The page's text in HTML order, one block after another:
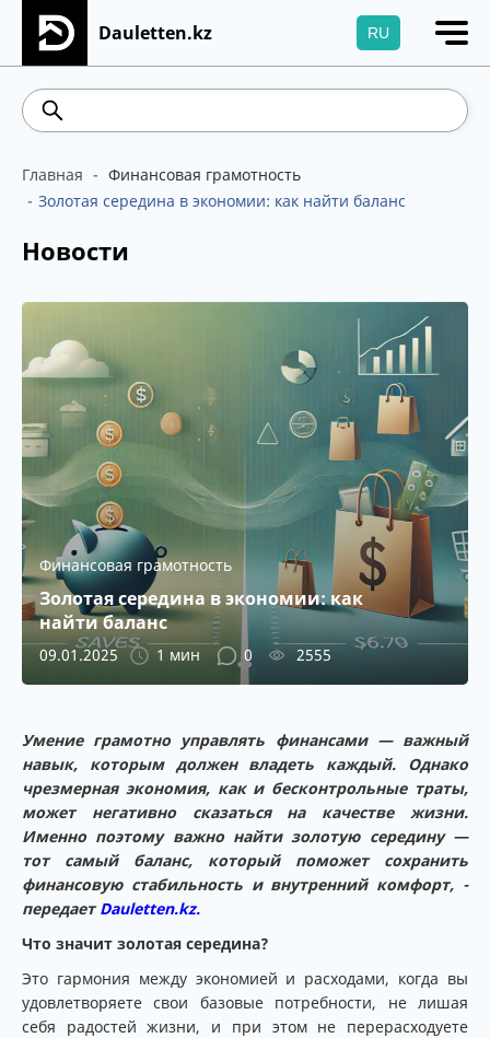
Dauletten.kz RU
Сіздің өтінішіңіз сәтті жіберілді, Рақмет!
Главная
Финансовая грамотность
Золотая середина в экономии: как найти баланс
Новости
Финансовая грамотность
Золотая середина в экономии: как
найти баланс
09.01.2025 1 мин 0 2555
Умение грамотно управлять финансами — важный
навык, которым должен владеть каждый. Однако
чрезмерная экономия, как и бесконтрольные траты,
может негативно сказаться на качестве жизни.
Именно поэтому важно найти золотую середину —
тот самый баланс, который поможет сохранить
финансовую стабильность и внутренний комфорт, -
передаетDauletten.kz.
Что значит золотая середина?
Это гармония между экономией и расходами, когда вы
удовлетворяете свои базовые потребности, не лишая
себя радостей жизни, и при этом не перерасходуете